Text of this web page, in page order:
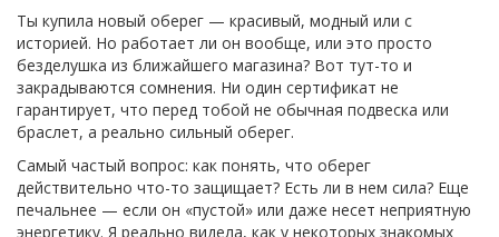
Ты купила новый оберег — красивый, модный или с
историей. Но работает ли он вообще, или это просто
безделушка из ближайшего магазина? Вот тут-то и
закрадываются сомнения. Ни один сертификат не
гарантирует, что перед тобой не обычная подвеска или
браслет, а реально сильный оберег.
Самый частый вопрос: как понять, что оберег
действительно что-то защищает? Есть ли в нем сила? Еще
печальнее — если он «пустой» или даже несет неприятную
энергетику. Я реально видела, как у некоторых знакомых